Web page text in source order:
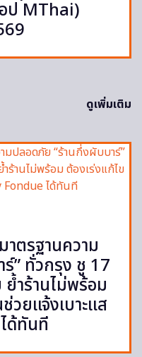
ป MThai)
ดูเพิ่มเติม
ตรฐานความ
” ทั่วกรุง ชู 17
ำร้านไม่พร้อม
วยแจ้งเบาะแส
ด้ทันที